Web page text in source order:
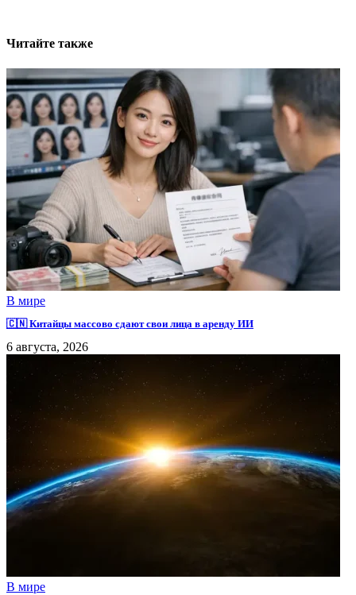
Читайте также
В мире
🇨🇳 Китайцы массово сдают свои лица в аренду ИИ
6 августа, 2026
В мире